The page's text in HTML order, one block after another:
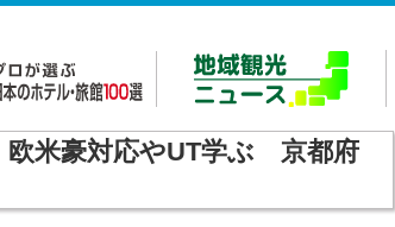
米豪対応やUT学ぶ 京都府